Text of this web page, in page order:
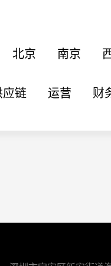
北京 南京
应链 运营 财